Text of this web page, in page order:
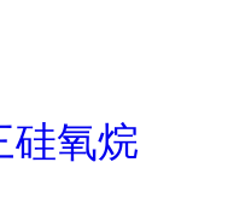
硅氧烷